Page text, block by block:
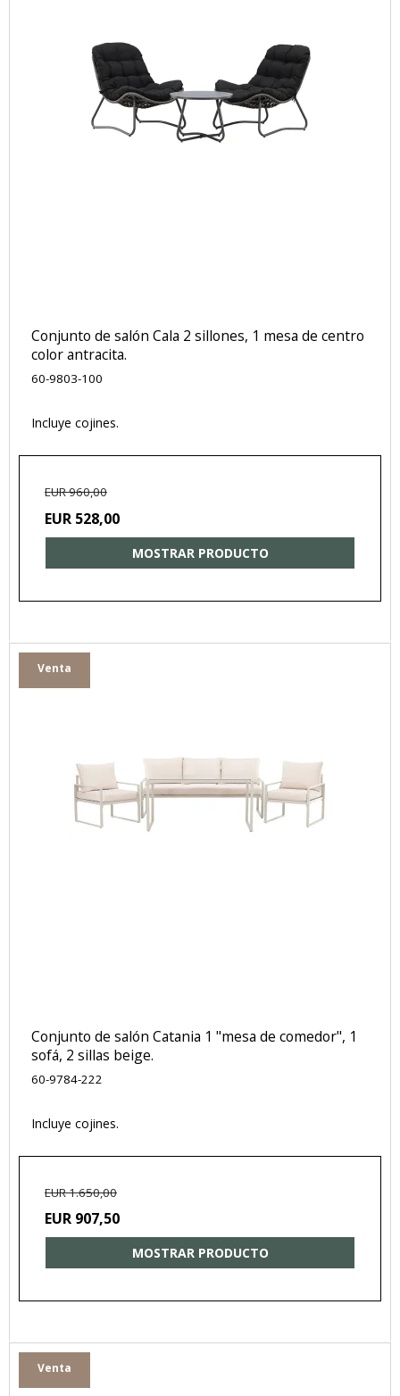
Conjunto de salón Cala 2 sillones, 1 mesa de centro
color antracita.
60-9803-100
Incluye cojines.
EUR 960,00
EUR 528,00
MOSTRAR PRODUCTO
Venta
Conjunto de salón Catania 1 "mesa de comedor", 1
sofá, 2 sillas beige.
60-9784-222
Incluye cojines.
EUR 1.650,00
EUR 907,50
MOSTRAR PRODUCTO
Venta